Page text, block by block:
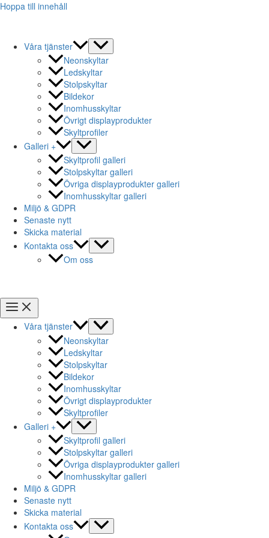
Hoppa till innehåll
Våra tjänster
Neonskyltar
Ledskyltar
Stolpskyltar
Bildekor
Inomhusskyltar
Övrigt displayprodukter
Skyltprofiler
Galleri +
Skyltprofil galleri
Stolpskyltar galleri
Övriga displayprodukter galleri
Inomhusskyltar galleri
Miljö & GDPR
Senaste nytt
Skicka material
Kontakta oss
Om oss
Våra tjänster
Neonskyltar
Ledskyltar
Stolpskyltar
Bildekor
Inomhusskyltar
Övrigt displayprodukter
Skyltprofiler
Galleri +
Skyltprofil galleri
Stolpskyltar galleri
Övriga displayprodukter galleri
Inomhusskyltar galleri
Miljö & GDPR
Senaste nytt
Skicka material
Kontakta oss